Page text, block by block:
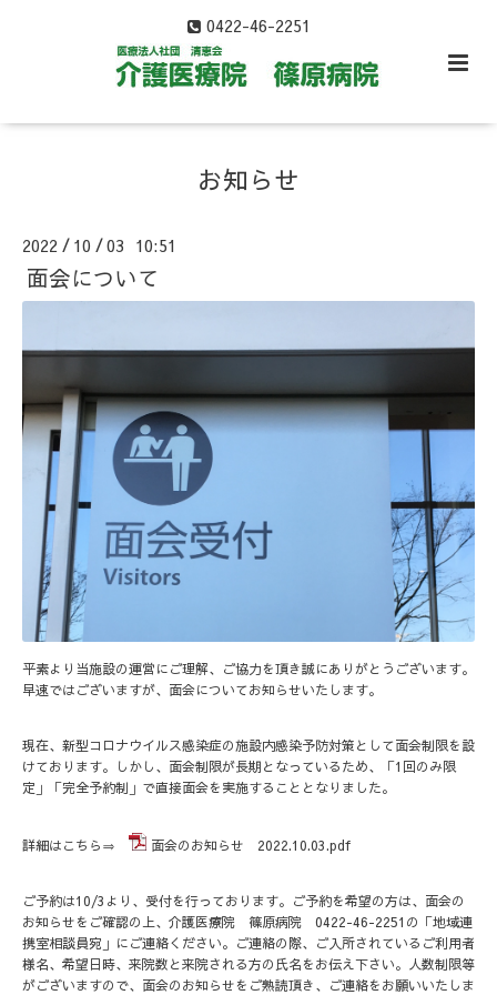
0422-46-2251
お知らせ
2022 / 10 /03 10:51
面会について
平素より当施設の運営にご理解、ご協力を頂き誠にありがとうございます。
早速ではございますが、面会についてお知らせいたします。
現在、新型コロナウイルス感染症の施設内感染予防対策として面会制限を設
けております。しかし、面会制限が長期となっているため、「1回のみ限
定」「完全予約制」で直接面会を実施することとなりました。
詳細はこちら⇒ 面会のお知らせ 2022.10.03.pdf
ご予約は10/3より、受付を行っております。ご予約を希望の方は、面会の
お知らせをご確認の上、介護医療院 篠原病院 0422-46-2251の「地域連
携室相談員宛」にご連絡ください。ご連絡の際、ご入所されているご利用者
様名、希望日時、来院数と来院される方の氏名をお伝え下さい。人数制限等
がございますので、面会のお知らせをご熟読頂き、ご連絡をお願いいたしま